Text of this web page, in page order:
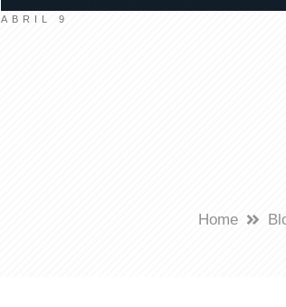
ABRIL 9
Home